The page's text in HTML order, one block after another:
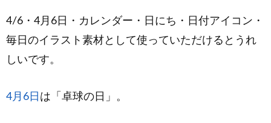
4/6・4月6日・カレンダー・日にち・日付アイコン・
毎日のイラスト素材として使っていただけるとうれ
しいです。
4月6日 は「卓球の日」。